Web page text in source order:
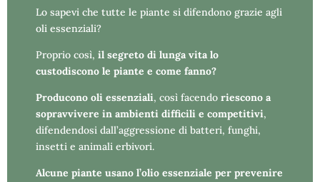
Lo sapevi che tutte le piante si difendono grazie agli
oli essenziali?
Proprio così, il segreto di lunga vita lo
custodiscono le piante e come fanno?
Producono oli essenziali, così facendo riescono a
sopravvivere in ambienti difficili e competitivi,
difendendosi dall’aggressione di batteri, funghi,
insetti e animali erbivori.
Alcune piante usano l’olio essenziale per prevenire